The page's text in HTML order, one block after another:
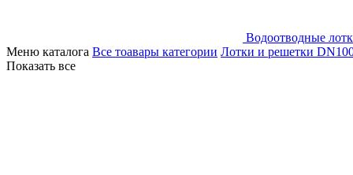
Водоотводные
Меню каталога Все тоавары категории Лотки и решетки
Показать все